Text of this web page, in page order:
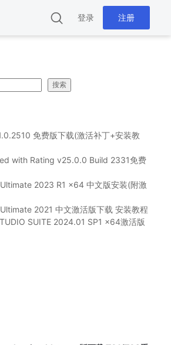
登录 注册
搜索
免费版下载(激活补丁+安装教
with Rating v25.0.0 Build 2331免费
2023 R1 x64 中文版安装(附激
2021 中文激活版下载 安装教程
SUITE 2024.01 SP1 x64激活版